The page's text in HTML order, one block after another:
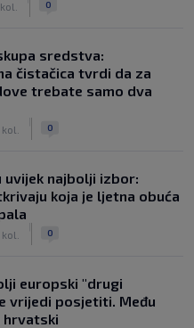
0
sredstva:
čistačica tvrdi da za
trebate samo dva
0
uvijek najbolji izbor:
koja je ljetna obuća
0
europski "drugi
vrijedi posjetiti. Među
hrvatski